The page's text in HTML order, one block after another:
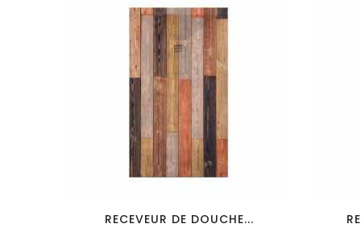
favorite_border visibility
RECEVEUR DE DOUCHE...